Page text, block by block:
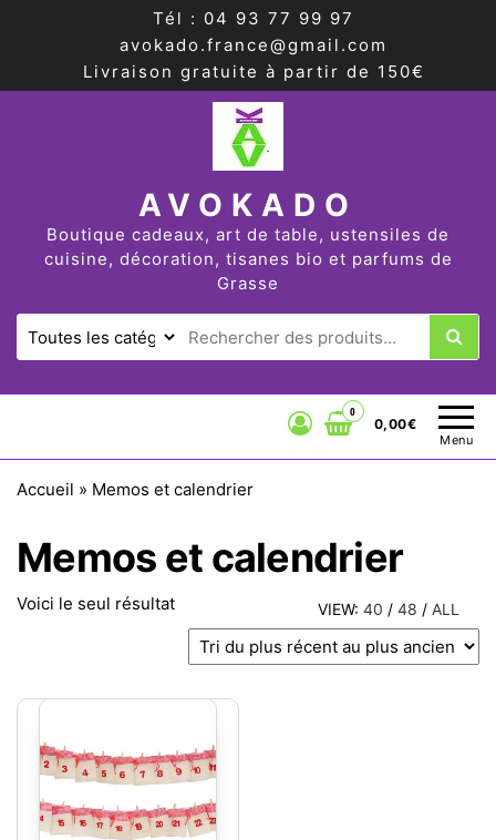
Tél : 04 93 77 99 97
avokado.france@gmail.com
Livraison gratuite à partir de 150€
AVOKADO
Boutique cadeaux, art de table, ustensiles de
cuisine, décoration, tisanes bio et parfums de
Grasse
Menu
0
0,00€
Accueil » Memos et calendrier
Memos et calendrier
VIEW: 40 / 48 / ALL
Voici le seul résultat